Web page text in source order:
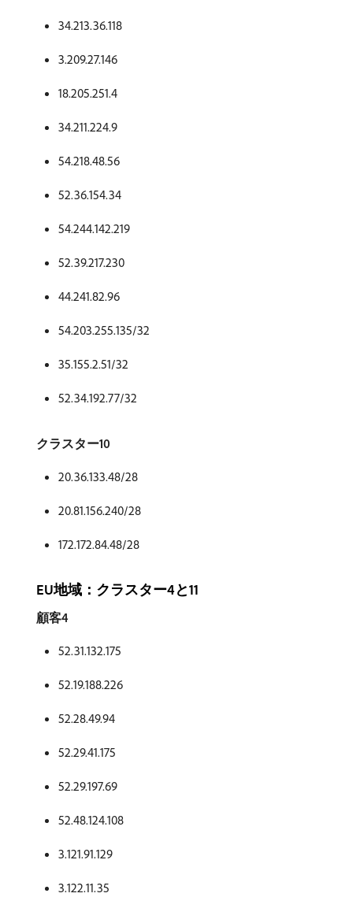
34.213.36.118
3.209.27.146
18.205.251.4
34.211.224.9
54.218.48.56
52.36.154.34
54.244.142.219
52.39.217.230
44.241.82.96
54.203.255.135/32
35.155.2.51/32
52.34.192.77/32
クラスター10
20.36.133.48/28
20.81.156.240/28
172.172.84.48/28
EU地域：クラスター4と11
顧客4
52.31.132.175
52.19.188.226
52.28.49.94
52.29.41.175
52.29.197.69
52.48.124.108
3.121.91.129
3.122.11.35